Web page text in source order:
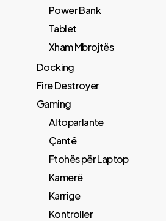
Power Bank
Tablet
Xham Mbrojtës
Docking
Fire Destroyer
Gaming
Altoparlante
Çantë
Ftohës për Laptop
Kamerë
Karrige
Kontroller